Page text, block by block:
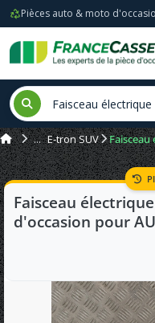
Pièces auto & moto
E-tron SUV
Faisceau
d'occasion pour